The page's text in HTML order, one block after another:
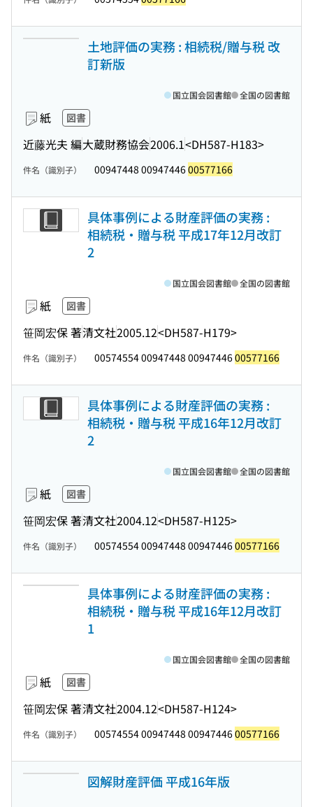
土地評価の実務 : 相続税/贈与税 改
訂新版
紙 図書
近藤光夫 編大蔵財務協会2006.1<DH587-H183>
国立国会図書館 全国の図書館
件名（識別子） 00947448 0094744600577166
具体事例による財産評価の実務 :
相続税・贈与税 平成17年12月改訂
2
紙 図書
笹岡宏保 著清文社2005.12<DH587-H179>
国立国会図書館 全国の図書館
件名（識別子） 00574554 00947448 0094744600577166
具体事例による財産評価の実務 :
相続税・贈与税 平成16年12月改訂
2
紙 図書
笹岡宏保 著清文社2004.12<DH587-H125>
国立国会図書館 全国の図書館
件名（識別子） 00574554 00947448 0094744600577166
具体事例による財産評価の実務 :
相続税・贈与税 平成16年12月改訂
1
紙 図書
笹岡宏保 著清文社2004.12<DH587-H124>
国立国会図書館 全国の図書館
件名（識別子） 00574554 00947448 0094744600577166
図解財産評価 平成16年版